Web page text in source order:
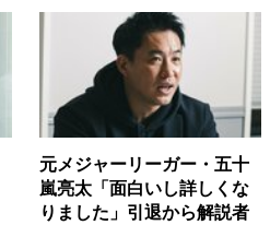
元メジャーリーガー・五十
嵐亮太「面白いし詳しくな
りました」引退から解説者